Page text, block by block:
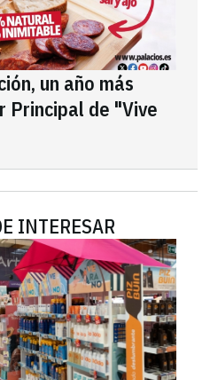
un año más
Principal de "Vive
INTERESAR